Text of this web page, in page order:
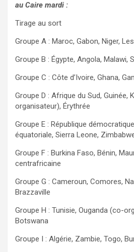
au Caire mardi :
Tirage au sort
Groupe A : Maroc, Gabon, Niger,
Groupe B : Égypte, Angola, Malawi,
Groupe C : Côte d’Ivoire, Ghana,
Groupe D : Afrique du Sud, Guinée,
organisateur), Érythrée
Groupe E : République
équatoriale, Sierra Leone,
Groupe F : Burkina Faso, Bénin,
centrafricaine
Groupe G : Cameroun, Comores,
Brazzaville
Groupe H : Tunisie, Ouganda (co-
Botswana
Groupe I : Algérie, Zambie, Togo,